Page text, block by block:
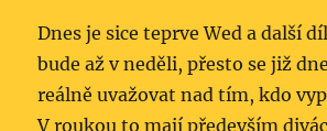
Dnes je sice teprve Wed a další
bude až v neděli, přesto se již
reálně uvažovat nad tím, kdo
V roukou to mají především